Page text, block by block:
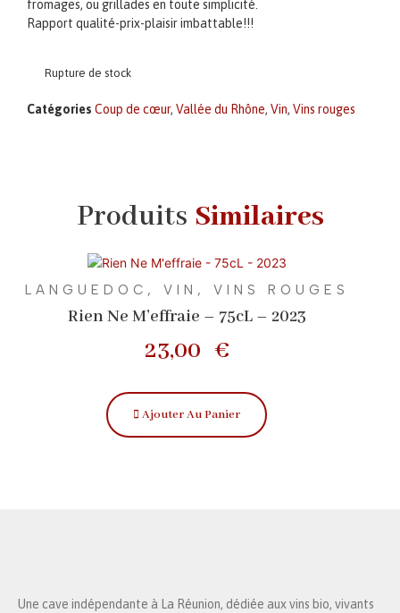
fromages, ou grillades en toute simplicité.
Rapport qualité-prix-plaisir imbattable!!!
Rupture de stock
Catégories Coup de cœur, Vallée du Rhône, Vin, Vins rouges
Produits Similaires
LANGUEDOC , VIN , VINS ROUGES
Rien Ne M’effraie – 75cL – 2023
23,00 €
Ajouter Au Panier
Une cave indépendante à La Réunion, dédiée aux vins bio, vivants